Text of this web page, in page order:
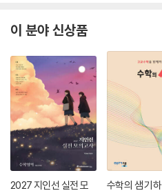
이 분야 신상품
2027 지인선 실전 모
수학의 샘 기